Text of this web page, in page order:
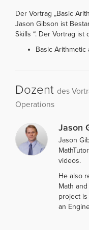
Der Vortrag „Basic
Jason Gibson ist
Skills “. Der Vortrag
Basic
Dozent des
Operations
Jason
Jason
videos.
He also
Math
project
an